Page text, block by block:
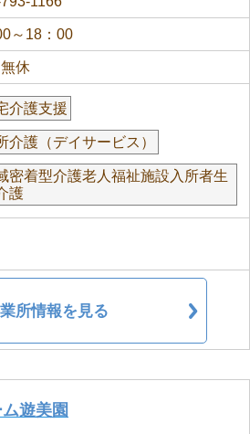
～18：00
休
介護支援
介護（デイサービス）
密着型介護老人福祉施設入所者生
護
所情報を見る
遊美園